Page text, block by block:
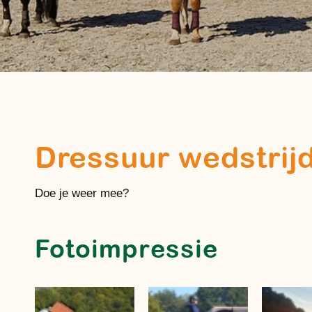
Dressuur
Doe je weer mee?
Fotoimpressie